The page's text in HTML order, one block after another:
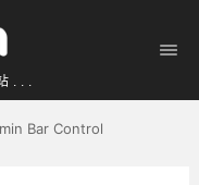
...
Bar Control